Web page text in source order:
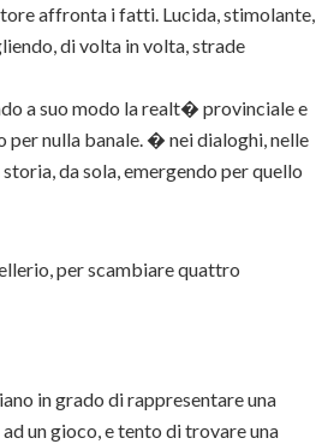
affronta i fatti. Lucida, stimolante,
di volta in volta, strade
a suo modo la realt� provinciale e
nulla banale. � nei dialoghi, nelle
da sola, emergendo per quello
per scambiare quattro
in grado di rappresentare una
un gioco, e tento di trovare una